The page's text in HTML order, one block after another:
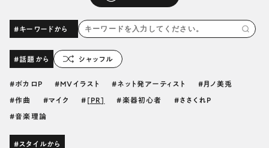
#キーワードから
#話題から シャッフル
ボカロP MVイラスト ネット発アーティスト 月ノ美兎
作曲 マイク [PR] 楽器初心者 ささくれP
音楽理論
#スタイルから